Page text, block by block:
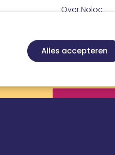
Alles accepteren
Certificeren Vakgebied
Meta
Over Noloc